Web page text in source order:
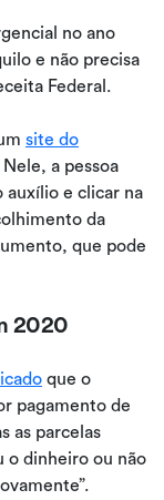
no ano
e não precisa
Federal.
site do
a pessoa
auxílio e clicar na
da
que pode
2020
que o
pagamento de
as parcelas
o dinheiro ou não